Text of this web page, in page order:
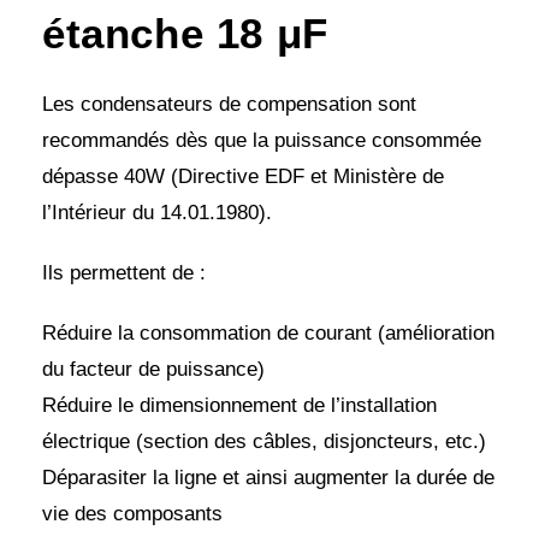
étanche 18 μF
Les condensateurs de compensation sont
recommandés dès que la puissance consommée
dépasse 40W (Directive EDF et Ministère de
l’Intérieur du 14.01.1980).
Ils permettent de :
Réduire la consommation de courant (amélioration
du facteur de puissance)
Réduire le dimensionnement de l’installation
électrique (section des câbles, disjoncteurs, etc.)
Déparasiter la ligne et ainsi augmenter la durée de
vie des composants